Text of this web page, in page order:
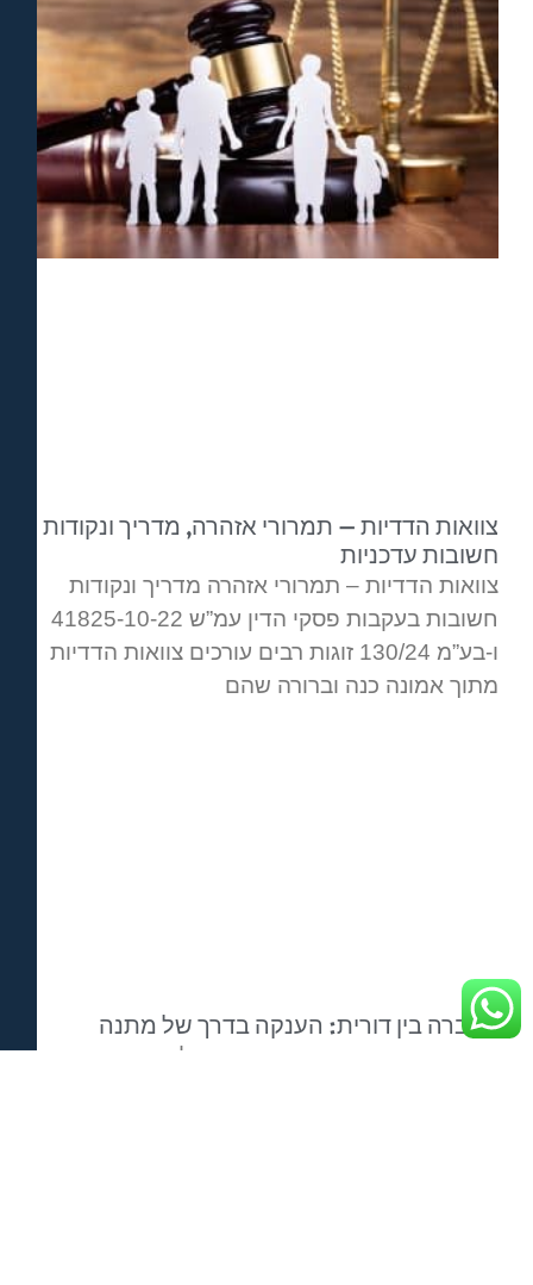
צוואות הדדיות – תמרורי אזהרה, מדריך ונקודות
חשובות עדכניות
צוואות הדדיות – תמרורי אזהרה מדריך ונקודות
חשובות בעקבות פסקי הדין עמ”ש 41825-10-22
ו-בע”מ 130/24 זוגות רבים עורכים צוואות הדדיות
מתוך אמונה כנה וברורה שהם
העברה בין דורית: הענקה בדרך של מתנה
העברה בין דורית: הענקה בדרך של מתנה העברה